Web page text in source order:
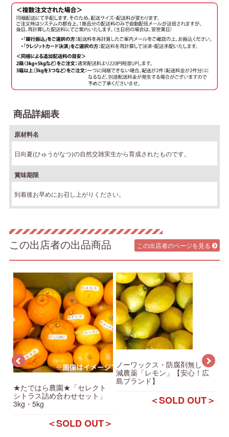
商品詳細表
原材料名
日向夏(ひゅうがなつ)の自然交雑実生から育成されたものです。
賞味期限
到着後お早めにお召し上がりください。
この出店者の出品商品 この出店者のページを見る
★たではら農園★「セレクト
シトラス詰め合わせセット」
3kg・5kg
＜SOLD OUT＞
ノーワックス・防腐剤無し・
減農薬「レモン」【安心！広
島ブランド】
＜SOLD OUT＞